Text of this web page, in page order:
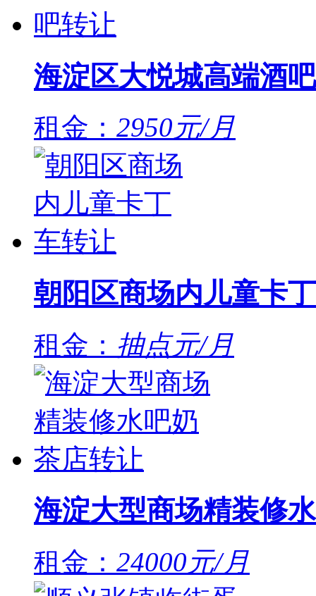
海淀区大悦城高端酒
租金： 2950元/月
朝阳区商场内儿童卡
租金： 抽点元/月
海淀大型商场精装修
租金： 24000元/月